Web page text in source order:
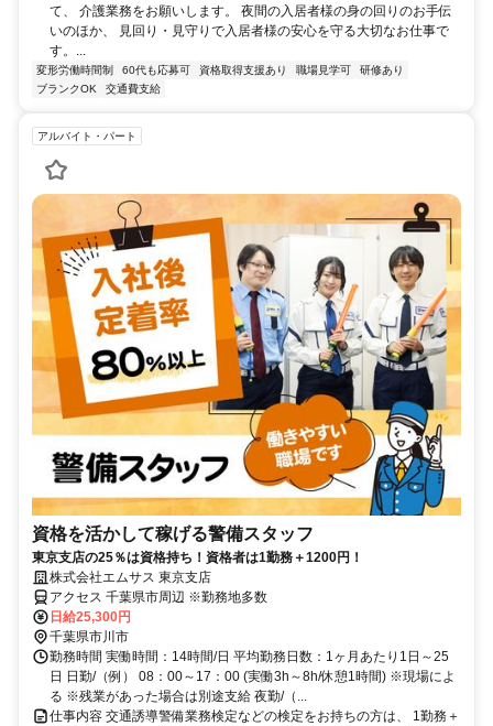
て、 介護業務をお願いします。 夜間の入居者様の身の回りのお手伝
いのほか、 見回り・見守りで入居者様の安心を守る大切なお仕事で
す。...
変形労働時間制 60代も応募可 資格取得支援あり 職場見学可
研修あり
ブランクOK
交通費支給
アルバイト・パート
資格を活かして稼げる警備スタッフ
東京支店の25％は資格持ち！資格者は1勤務＋1200円！
株式会社エムサス 東京支店
アクセス 千葉県市周辺 ※勤務地多数
日給25,300円
千葉県市川市
勤務時間 実働時間：14時間/日 平均勤務日数：1ヶ月あたり1日～25
日 日勤/（例） 08：00～17：00 (実働3h～8h/休憩1時間) ※現場によ
る ※残業があった場合は別途支給 夜勤/（...
仕事内容 交通誘導警備業務検定などの検定をお持ちの方は、 1勤務＋